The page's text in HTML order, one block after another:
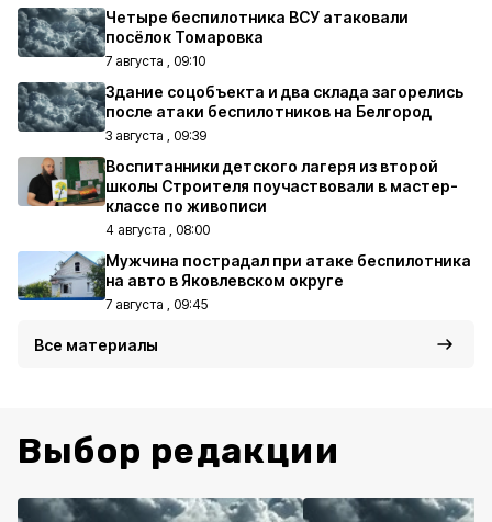
Четыре беспилотника ВСУ атаковали
посёлок Томаровка
7 августа , 09:10
Здание соцобъекта и два склада загорелись
после атаки беспилотников на Белгород
3 августа , 09:39
Воспитанники детского лагеря из второй
школы Строителя поучаствовали в мастер-
классе по живописи
4 августа , 08:00
Мужчина пострадал при атаке беспилотника
на авто в Яковлевском округе
7 августа , 09:45
Все материалы
Выбор редакции